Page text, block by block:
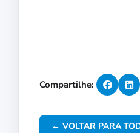
Compartilhe:
← VOLTAR PARA